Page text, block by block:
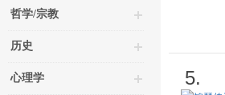
哲学/宗教
历史
心理学 5.